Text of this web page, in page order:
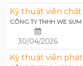
Kỹ thuật viên
CÔNG TY TNHH WE
30/04/2026
Kỹ thuật viên